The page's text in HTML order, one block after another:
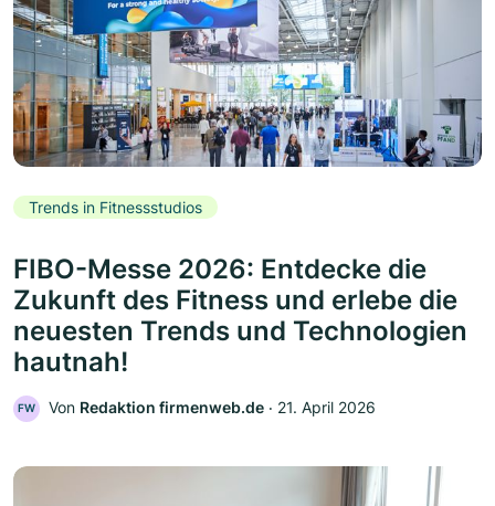
Trends in Fitnessstudios
FIBO-Messe 2026: Entdecke die
Zukunft des Fitness und erlebe die
neuesten Trends und Technologien
hautnah!
FW Von Redaktion firmenweb.de ‧ 21. April 2026